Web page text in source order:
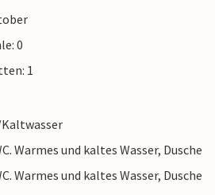
0
1
Warmes und kaltes Wasser, Dusche
Warmes und kaltes Wasser, Dusche